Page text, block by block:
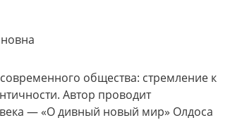
общества: стремление к
Автор проводит
века — «О дивный новый мир» Олдоса